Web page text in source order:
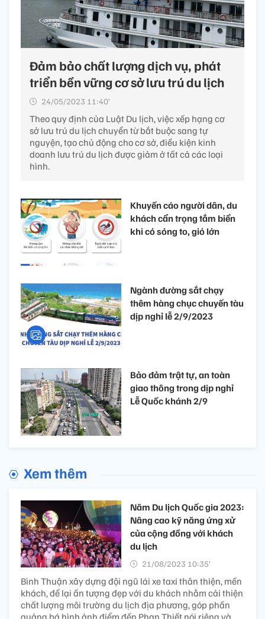
Đảm bảo chất lượng dịch vụ, phát
triển bền vững cơ sở lưu trú du lịch
24/05/2023 11:40’
Theo quy định của Luật Du lịch, việc xếp hạng cơ
sở lưu trú du lịch chuyển từ bắt buộc sang tự
nguyện, tạo chủ động cho cơ sở, điều kiện kinh
doanh lưu trú du lịch được giảm ở tất cả các loại
hình.
Khuyến cáo người dân, du
khách cẩn trọng tắm biển
khi có sóng to, gió lớn
Ngành đường sắt chạy
thêm hàng chục chuyến tàu
dịp nghỉ lễ 2/9/2023
Bảo đảm trật tự, an toàn
giao thông trong dịp nghỉ
Lễ Quốc khánh 2/9
Xem thêm
Năm Du lịch Quốc gia 2023:
Nâng cao kỹ năng ứng xử
của cộng đồng với khách
du lịch
21/08/2023 10:35’
Bình Thuận xây dựng đội ngũ lái xe taxi thân thiện, mến
khách, để lại ấn tượng đẹp với du khách nhằm cải thiện
chất lượng môi trường du lịch địa phương, góp phần
quảng bá hình ảnh điểm đến Phan Thiết nói riêng và